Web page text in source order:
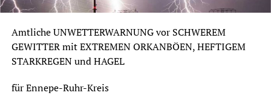
Amtliche UNWETTERWARNUNG vor SCHWEREM
GEWITTER mit EXTREMEN ORKANBÖEN, HEFTIGEM
STARKREGEN und HAGEL
für Ennepe-Ruhr-Kreis